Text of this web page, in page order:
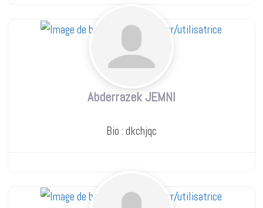
Abderrazek JEMNI
Bio : dkchjqc